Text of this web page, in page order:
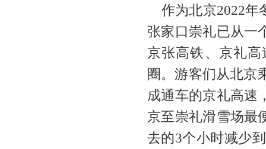
作为北京2022年
张家口崇礼已从一
京张高铁、京礼
圈。游客们从北京
成通车的京礼高速
京至崇礼滑雪场最
去的3个小时减少